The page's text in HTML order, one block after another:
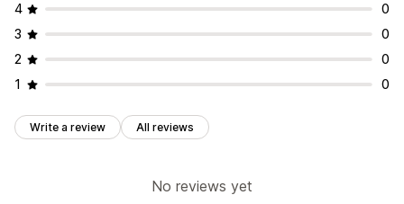
4
0
3
0
2
0
1
0
Write a review All reviews
No reviews yet